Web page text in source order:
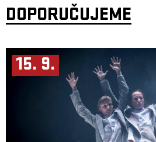
DOPORUČUJEME
15. 9.